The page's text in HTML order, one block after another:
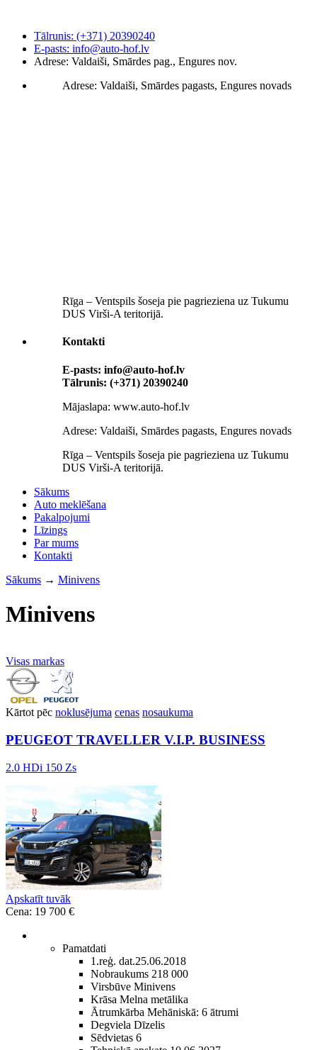
Tālrunis: (+371) 20390240
E-pasts: info@auto-hof.lv
Adrese: Valdaiši, Smārdes pag., Engures nov.
Adrese: Valdaiši, Smārdes pagasts, Engures novads
Rīga – Ventspils šoseja pie pagrieziena uz Tukumu
DUS Virši-A teritorijā.
Kontakti
E-pasts: info@auto-hof.lv
Tālrunis: (+371) 20390240
Mājaslapa: www.auto-hof.lv
Adrese: Valdaiši, Smārdes pagasts, Engures novads
Rīga – Ventspils šoseja pie pagrieziena uz Tukumu
DUS Virši-A teritorijā.
Sākums
Auto meklēšana
Pakalpojumi
Līzings
Par mums
Кontakti
Sākums → Minivens
Minivens
Visas markas
Kārtot pēc noklusējuma cenas nosaukuma
PEUGEOT TRAVELLER V.I.P. BUSINESS
2.0 HDi 150 Zs
Apskatīt tuvāk
Cena: 19 700 €
Pamatdati
1.reģ. dat.25.06.2018
Nobraukums 218 000
Virsbūve Minivens
Krāsa Melna metālika
Ātrumkārba Mehāniskā: 6 ātrumi
Degviela Dīzelis
Sēdvietas 6